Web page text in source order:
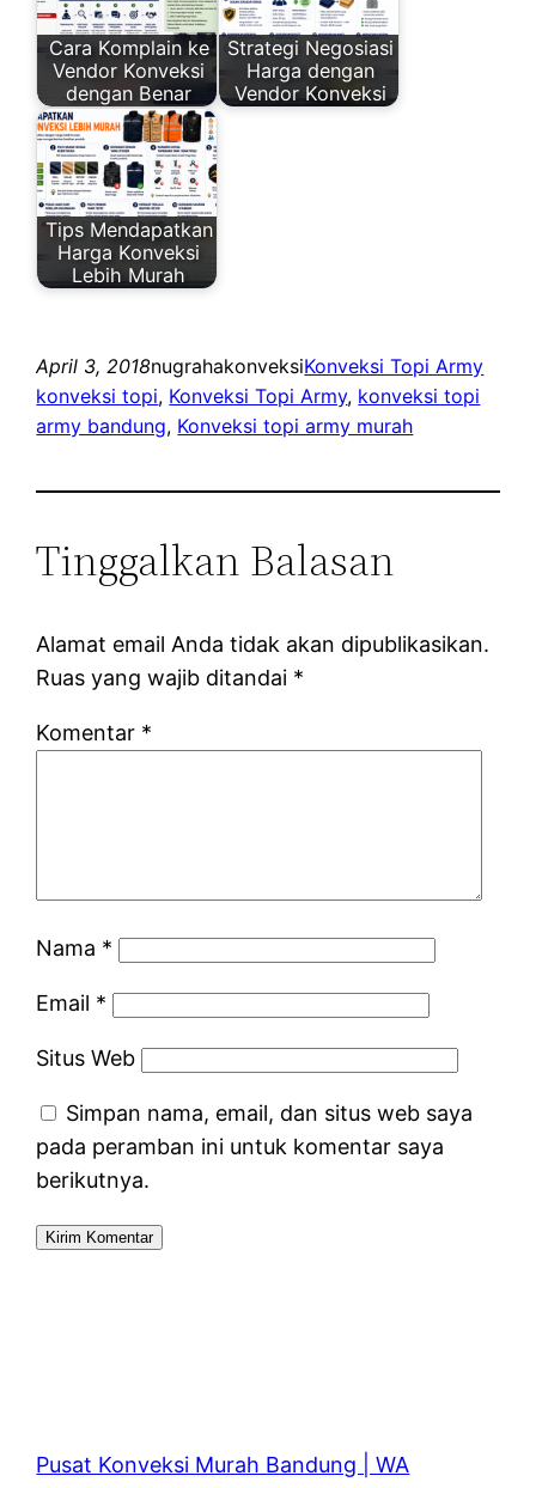
Cara Komplain ke
Vendor Konveksi
dengan Benar
Strategi Negosiasi
Harga dengan
Vendor Konveksi
Tips Mendapatkan
Harga Konveksi
Lebih Murah
April 3, 2018nugrahakonveksiKonveksi Topi Army
konveksi topi, Konveksi Topi Army, konveksi topi
army bandung, Konveksi topi army murah
Tinggalkan Balasan
Alamat email Anda tidak akan dipublikasikan.
Ruas yang wajib ditandai *
Komentar *
Nama *
Email *
Situs Web
Simpan nama, email, dan situs web saya
pada peramban ini untuk komentar saya
berikutnya.
Pusat Konveksi Murah Bandung | WA